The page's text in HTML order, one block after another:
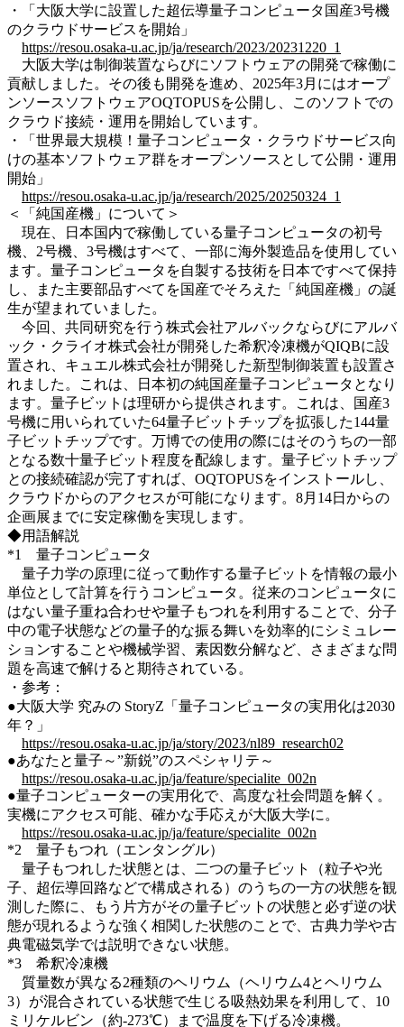
・「大阪大学に設置した超伝導量子コンピュータ国産3号機
のクラウドサービスを開始」
https://resou.osaka-u.ac.jp/ja/research/2023/20231220_1
大阪大学は制御装置ならびにソフトウェアの開発で稼働に
貢献しました。その後も開発を進め、2025年3月にはオープ
ンソースソフトウェアOQTOPUSを公開し、このソフトでの
クラウド接続・運用を開始しています。
・「世界最大規模！量子コンピュータ・クラウドサービス向
けの基本ソフトウェア群をオープンソースとして公開・運用
開始」
https://resou.osaka-u.ac.jp/ja/research/2025/20250324_1
＜「純国産機」について＞
現在、日本国内で稼働している量子コンピュータの初号
機、2号機、3号機はすべて、一部に海外製造品を使用してい
ます。量子コンピュータを自製する技術を日本ですべて保持
し、また主要部品すべてを国産でそろえた「純国産機」の誕
生が望まれていました。
今回、共同研究を行う株式会社アルバックならびにアルバ
ック・クライオ株式会社が開発した希釈冷凍機がQIQBに設
置され、キュエル株式会社が開発した新型制御装置も設置さ
れました。これは、日本初の純国産量子コンピュータとなり
ます。量子ビットは理研から提供されます。これは、国産3
号機に用いられていた64量子ビットチップを拡張した144量
子ビットチップです。万博での使用の際にはそのうちの一部
となる数十量子ビット程度を配線します。量子ビットチップ
との接続確認が完了すれば、OQTOPUSをインストールし、
クラウドからのアクセスが可能になります。8月14日からの
企画展までに安定稼働を実現します。
◆用語解説
*1 量子コンピュータ
量子力学の原理に従って動作する量子ビットを情報の最小
単位として計算を行うコンピュータ。従来のコンピュータに
はない量子重ね合わせや量子もつれを利用することで、分子
中の電子状態などの量子的な振る舞いを効率的にシミュレー
ションすることや機械学習、素因数分解など、さまざまな問
題を高速で解けると期待されている。
・参考：
●大阪大学 究みの StoryZ「量子コンピュータの実用化は2030
年？」
https://resou.osaka-u.ac.jp/ja/story/2023/nl89_research02
●あなたと量子～”新鋭”のスペシャリテ～
https://resou.osaka-u.ac.jp/ja/feature/specialite_002n
●量子コンピューターの実用化で、高度な社会問題を解く。
実機にアクセス可能、確かな手応えが大阪大学に。
https://resou.osaka-u.ac.jp/ja/feature/specialite_002n
*2 量子もつれ（エンタングル）
量子もつれした状態とは、二つの量子ビット（粒子や光
子、超伝導回路などで構成される）のうちの一方の状態を観
測した際に、もう片方がその量子ビットの状態と必ず逆の状
態が現れるような強く相関した状態のことで、古典力学や古
典電磁気学では説明できない状態。
*3 希釈冷凍機
質量数が異なる2種類のヘリウム（ヘリウム4とヘリウム
3）が混合されている状態で生じる吸熱効果を利用して、10
ミリケルビン（約-273℃）まで温度を下げる冷凍機。